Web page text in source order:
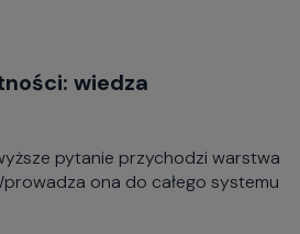
wiedza
pytanie przychodzi warstwa
ona do całego systemu